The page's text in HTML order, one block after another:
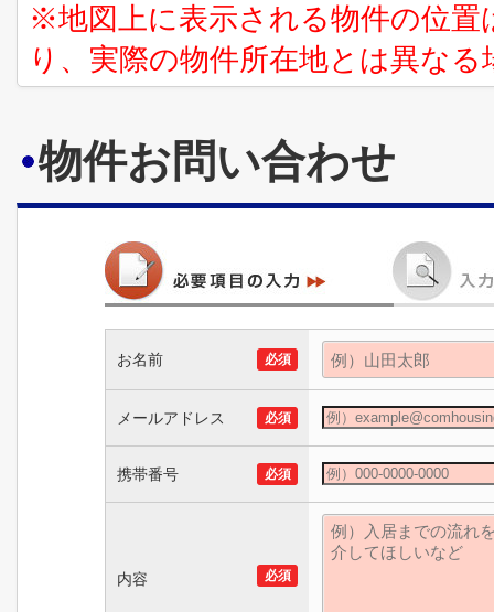
※地図上に表示される物件の位
り、実際の物件所在地とは異な
物件お問い合わせ
お名前 必須
メールアドレス 必須
携帯番号 必須
内容 必須